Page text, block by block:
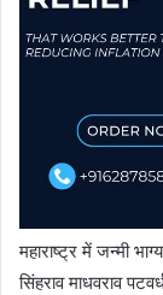
महाराष्ट्र में जन्मी
सिंहराव माधवराव